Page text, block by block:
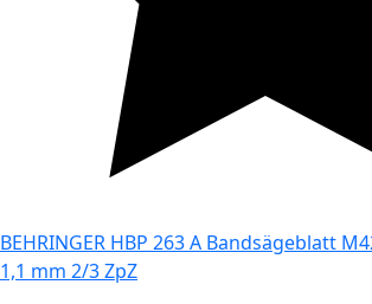
BEHRINGER HBP 263 A Bandsägeblatt
1,1 mm 2/3 ZpZ